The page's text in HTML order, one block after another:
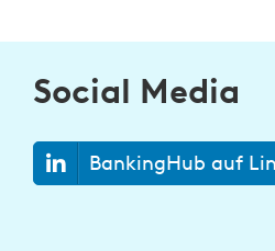
Social Media
BankingHub auf